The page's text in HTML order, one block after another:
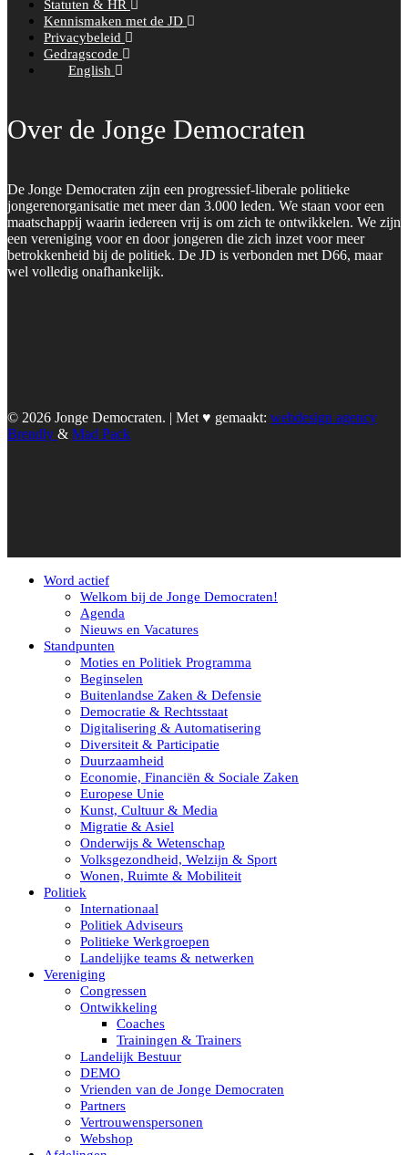
Statuten & HR
Kennismaken met de JD
Privacybeleid
Gedragscode
English
Over de Jonge Democraten
De Jonge Democraten zijn een progressief-liberale politieke
jongerenorganisatie met meer dan 3.000 leden. We staan voor een
maatschappij waarin iedereen vrij is om zich te ontwikkelen. We zijn
een vereniging voor en door jongeren die zich inzet voor meer
betrokkenheid bij de politiek. De JD is verbonden met D66, maar
wel volledig onafhankelijk.
© 2026 Jonge Democraten. | Met ♥︎ gemaakt: webdesign agency
Brendly & Mad Pack
Word actief
Welkom bij de Jonge Democraten!
Agenda
Nieuws en Vacatures
Standpunten
Moties en Politiek Programma
Beginselen
Buitenlandse Zaken & Defensie
Democratie & Rechtsstaat
Digitalisering & Automatisering
Diversiteit & Participatie
Duurzaamheid
Economie, Financiën & Sociale Zaken
Europese Unie
Kunst, Cultuur & Media
Migratie & Asiel
Onderwijs & Wetenschap
Volksgezondheid, Welzijn & Sport
Wonen, Ruimte & Mobiliteit
Politiek
Internationaal
Politiek Adviseurs
Politieke Werkgroepen
Landelijke teams & netwerken
Vereniging
Congressen
Ontwikkeling
Coaches
Trainingen & Trainers
Landelijk Bestuur
DEMO
Vrienden van de Jonge Democraten
Partners
Vertrouwenspersonen
Webshop